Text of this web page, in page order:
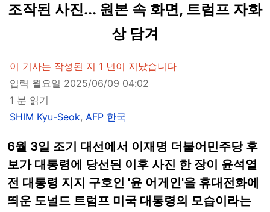
조작된 사진... 원본 속 화면, 트럼프 자화
상 담겨
이 기사는 작성된 지 1 년이 지났습니다
입력 월요일 2025/06/09 04:02
1 분 읽기
SHIM Kyu-Seok, AFP 한국
6월 3일 조기 대선에서 이재명 더불어민주당 후
보가 대통령에 당선된 이후 사진 한 장이 윤석열
전 대통령 지지 구호인 '윤 어게인'을 휴대전화에
띄운 도널드 트럼프 미국 대통령의 모습이라는